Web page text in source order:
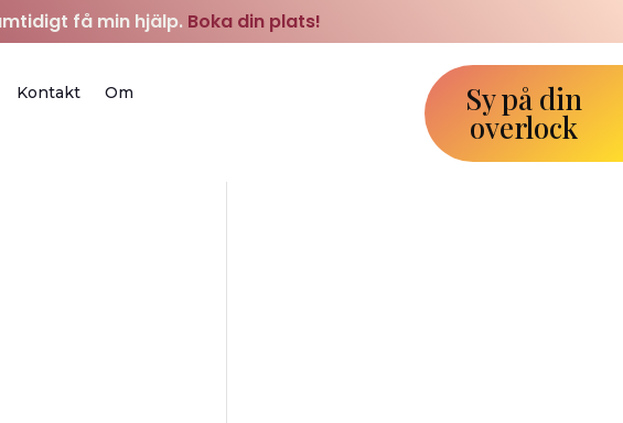
få min hjälp. Boka din plats!
Kontakt Om Sy på din
overlock